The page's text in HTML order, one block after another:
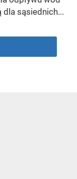
sąsiednich...